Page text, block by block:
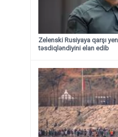
Zelenski Rusiyaya qarşı
təsdiqləndiyini elan edib